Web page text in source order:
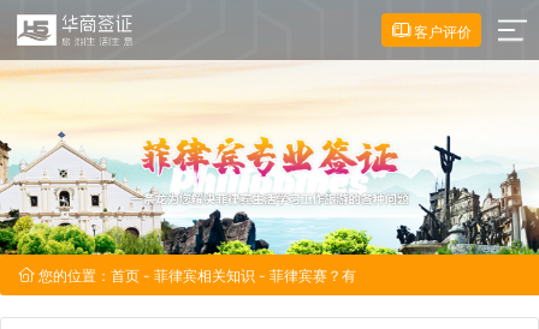
客户评价
您的位置： 首页 - 菲律宾相关知识 - 菲律宾赛？有